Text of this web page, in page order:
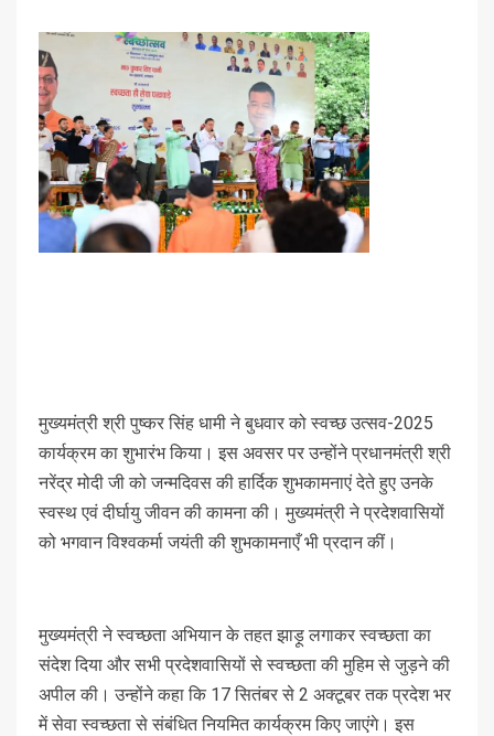
मुख्यमंत्री श्री पुष्कर सिंह धामी ने बुधवार को स्वच्छ उत्सव-2025
कार्यक्रम का शुभारंभ किया। इस अवसर पर उन्होंने प्रधानमंत्री श्री
नरेंद्र मोदी जी को जन्मदिवस की हार्दिक शुभकामनाएं देते हुए उनके
स्वस्थ एवं दीर्घायु जीवन की कामना की। मुख्यमंत्री ने प्रदेशवासियों
को भगवान विश्वकर्मा जयंती की शुभकामनाएँ भी प्रदान कीं।
मुख्यमंत्री ने स्वच्छता अभियान के तहत झाड़ू लगाकर स्वच्छता का
संदेश दिया और सभी प्रदेशवासियों से स्वच्छता की मुहिम से जुड़ने की
अपील की। उन्होंने कहा कि 17 सितंबर से 2 अक्टूबर तक प्रदेश भर
में सेवा स्वच्छता से संबंधित नियमित कार्यक्रम किए जाएंगे। इस